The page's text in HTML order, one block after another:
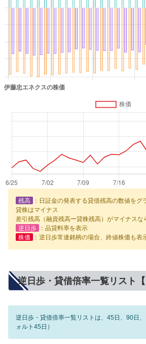
残高
：日証金の発表する貸借残高の数値をグ
貸株はマイナス
差引残高（融資残高ー貸株残高）がマイナスな
逆日歩
：品貸料率を表示
株価
：逆日歩常連銘柄の場合、終値株価も表
逆日歩・貸借倍率一覧リスト【
逆日歩・貸借倍率一覧リストは、45日、90日
ォルト45日）